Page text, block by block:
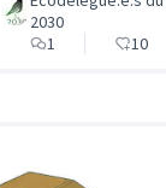
2030
1
10